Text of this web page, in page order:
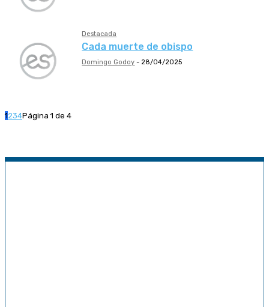
Destacada
Cada muerte de obispo
Domingo Godoy - 28/04/2025
1234Página 1 de 4